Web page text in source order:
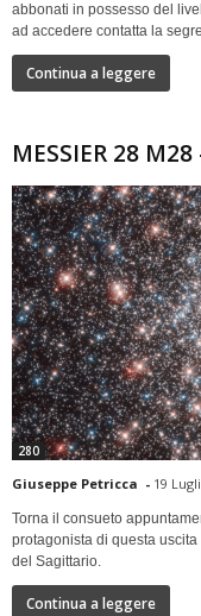
abbonati in possesso del
ad accedere contatta la
Continua a leggere
MESSIER 28
280
Giuseppe Petricca - 19
Torna il consueto
protagonista di questa
del Sagittario.
Continua a leggere